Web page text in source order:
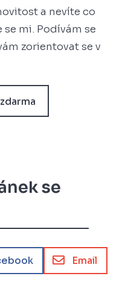
a nevíte co
se mi. Podívám se
zorientovat se v
se
 Email